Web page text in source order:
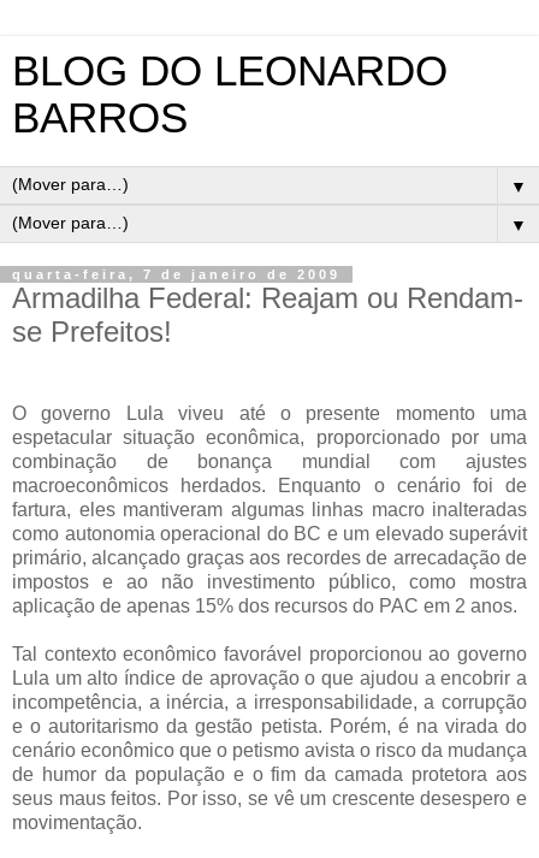
BLOG DO LEONARDO
BARROS
▼
▼
quarta-feira, 7 de janeiro de 2009
Armadilha Federal: Reajam ou Rendam-
se Prefeitos!
O governo Lula viveu até o presente momento uma
espetacular situação econômica, proporcionado por uma
combinação de bonança mundial com ajustes
macroeconômicos herdados. Enquanto o cenário foi de
fartura, eles mantiveram algumas linhas macro inalteradas
como autonomia operacional do BC e um elevado superávit
primário, alcançado graças aos recordes de arrecadação de
impostos e ao não investimento público, como mostra
aplicação de apenas 15% dos recursos do PAC em 2 anos.
Tal contexto econômico favorável proporcionou ao governo
Lula um alto índice de aprovação o que ajudou a encobrir a
incompetência, a inércia, a irresponsabilidade, a corrupção
e o autoritarismo da gestão petista. Porém, é na virada do
cenário econômico que o petismo avista o risco da mudança
de humor da população e o fim da camada protetora aos
seus maus feitos. Por isso, se vê um crescente desespero e
movimentação.